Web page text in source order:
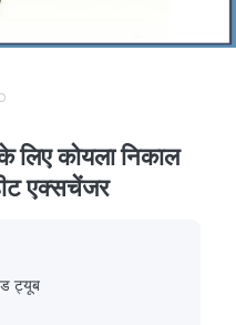
कोयला निकाल
एक्सचेंजर
ट्यूब